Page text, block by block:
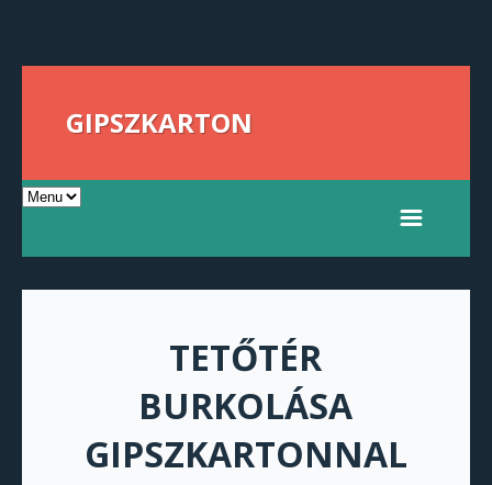
GIPSZKARTON
TETŐTÉR
BURKOLÁSA
GIPSZKARTONNAL